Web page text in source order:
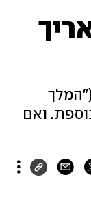
בן ה-57 קאזויושי ("המלך
ואם